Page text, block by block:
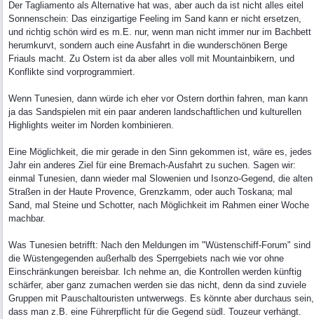
Der Tagliamento als Alternative hat was, aber auch da ist nicht alles eitel
Sonnenschein: Das einzigartige Feeling im Sand kann er nicht ersetzen,
und richtig schön wird es m.E. nur, wenn man nicht immer nur im Bachbett
herumkurvt, sondern auch eine Ausfahrt in die wunderschönen Berge
Friauls macht. Zu Ostern ist da aber alles voll mit Mountainbikern, und
Konflikte sind vorprogrammiert.
Wenn Tunesien, dann würde ich eher vor Ostern dorthin fahren, man kann
ja das Sandspielen mit ein paar anderen landschaftlichen und kulturellen
Highlights weiter im Norden kombinieren.
Eine Möglichkeit, die mir gerade in den Sinn gekommen ist, wäre es, jedes
Jahr ein anderes Ziel für eine Bremach-Ausfahrt zu suchen. Sagen wir:
einmal Tunesien, dann wieder mal Slowenien und Isonzo-Gegend, die alten
Straßen in der Haute Provence, Grenzkamm, oder auch Toskana; mal
Sand, mal Steine und Schotter, nach Möglichkeit im Rahmen einer Woche
machbar.
Was Tunesien betrifft: Nach den Meldungen im "Wüstenschiff-Forum" sind
die Wüstengegenden außerhalb des Sperrgebiets nach wie vor ohne
Einschränkungen bereisbar. Ich nehme an, die Kontrollen werden künftig
schärfer, aber ganz zumachen werden sie das nicht, denn da sind zuviele
Gruppen mit Pauschaltouristen untwerwegs. Es könnte aber durchaus sein,
dass man z.B. eine Führerpflicht für die Gegend südl. Touzeur verhängt.